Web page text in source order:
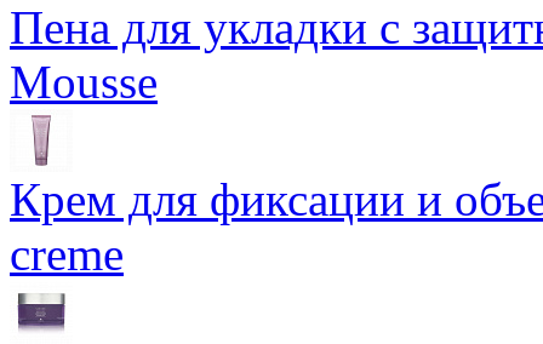
Пена для укладки с
Mousse
Крем для фиксации и
creme